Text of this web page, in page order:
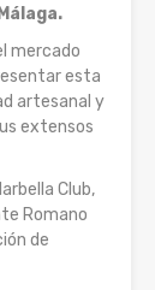
mercado
esta
artesanal y
extensos
Club,
Romano
de